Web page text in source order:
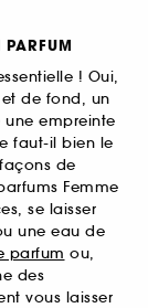
PARFUM
! Oui,
de fond, un
empreinte
faut-il bien le
de
Femme
se laisser
une eau de
parfum ou,
des
vous laisser